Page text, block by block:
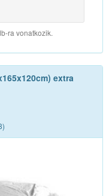
ra vonatkozik.
extra